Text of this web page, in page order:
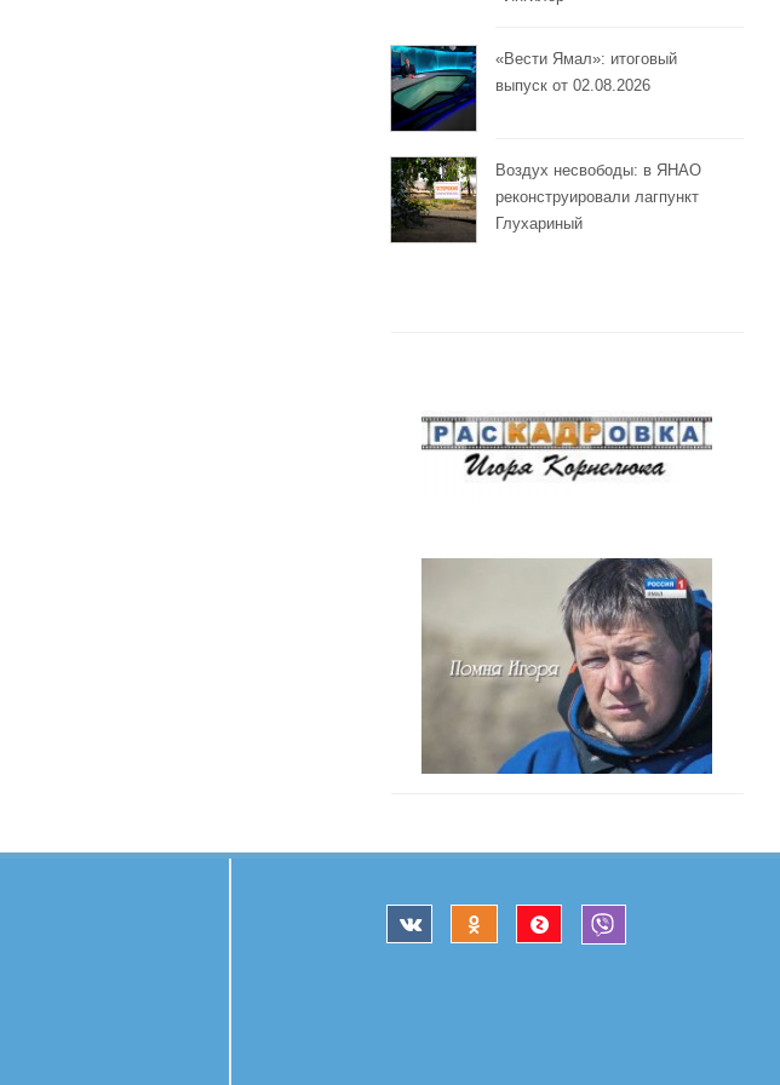
«Вести Ямал»: итоговый
выпуск от 02.08.2026
Воздух несвободы: в ЯНАО
реконструировали лагпункт
Глухариный